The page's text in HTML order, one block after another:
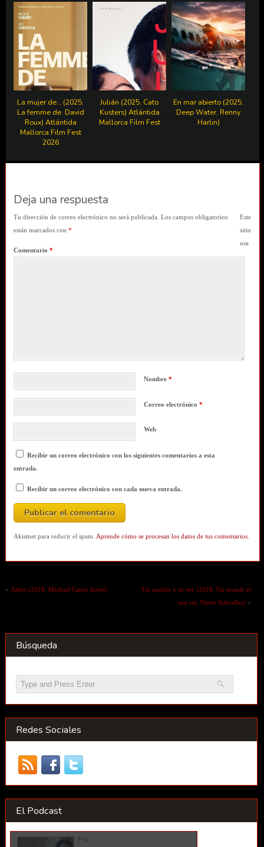
La mujer de… (2025.
La femme de. David
Roux) Atlántida
Mallorca Film Fest
2026
Julián (2025. Cato
Kusters) Atlántida
Mallorca Film Fest
En mar abierto (2025.
Deep Water. Renny
Harlin)
Deja una respuesta
Tu dirección de correo electrónico no será publicada. Los campos obligatorios
están marcados con *
Comentario *
Nombre *
Correo electrónico *
Web
Recibir un correo electrónico con los siguientes comentarios a esta
entrada.
Recibir un correo electrónico con cada nueva entrada.
Este
sitio
usa
Akismet para reducir el spam. Aprende cómo se procesan los datos de tus comentarios.
« Asher (2018. Michael Caton Jones)
Un pueblo y su rey (2018. Un peuple et
son roi. Pierre Schoeller) »
Búsqueda
Redes Sociales
El Podcast